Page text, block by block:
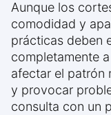
Aunque los
comodidad y
prácticas deben
completamente
afectar el patrón
y provocar
consulta con un